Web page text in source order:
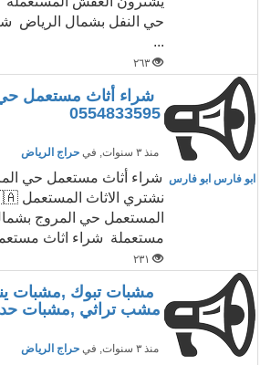
حي النفل بشمال الرياض
...
٢٦٣
شراء أثاث مستعمل
0554833595
منذ ٣ سنوات , في حراج الرياض
ابو فارس ابو فارس شراء أثاث مستعمل حي
المستعمل حي المروج
مستعملة شراء اثاث
٢٣١
مشبات تبوك ,مشبات
مشب تراثي ,مشبات
منذ ٣ سنوات , في حراج الرياض